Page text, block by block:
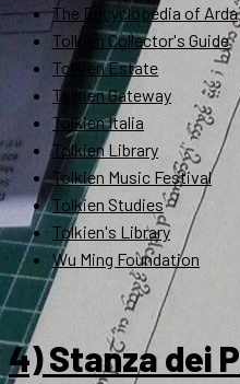
The Encyclopedia of Arda
Tolkien Collector's Guide
Tolkien Estate
Tolkien Gateway
Tolkien Italia
Tolkien Library
Tolkien Music Festival
Tolkien Studies
Tolkien's Library
Wu Ming Foundation
4) Stanza dei